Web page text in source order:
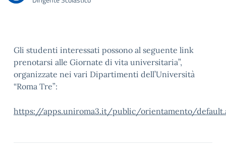
Gli studenti interessati possono al seguente link
prenotarsi alle Giornate di vita universitaria”,
organizzate nei vari Dipartimenti dell’Università
“Roma Tre”:
https://apps.uniroma3.it/public/orientamento/